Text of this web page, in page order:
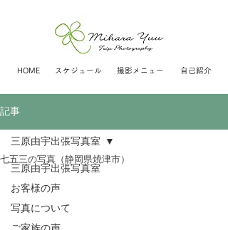
HOME スケジュール 撮影メニュー 自己紹介
記事
三原由宇出張写真室
お客様の声
写真について
三原由宇出張写真室
七五三の写真（静岡県焼津市）